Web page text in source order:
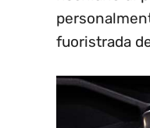
fuoristrada